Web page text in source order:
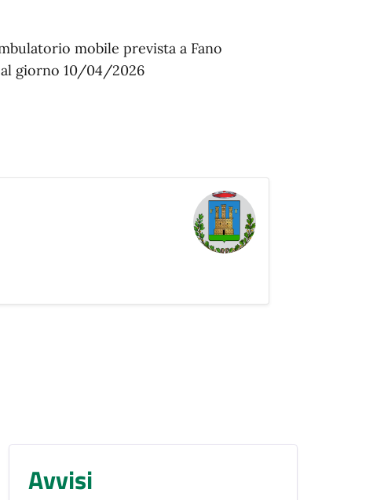
mobile prevista a Fano
giorno 10/04/2026
Avvisi